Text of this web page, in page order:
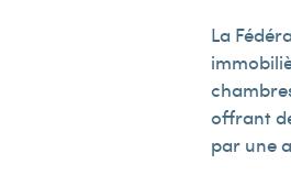
La
offrant
par une